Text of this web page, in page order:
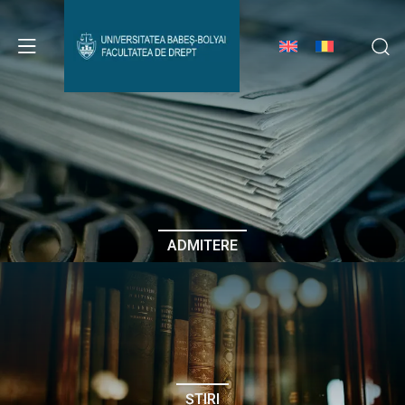
Avizier Studenți
Studii
Admitere
Erasmus & Internațional
Despre Facultate
ADMITERE
ȘTIRI